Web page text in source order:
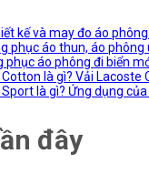
kế và may đo áo
phục áo thun, áo phông
phục áo phông đi biển
là gì? Vải Lacoste
là gì? Ứng dụng
đây